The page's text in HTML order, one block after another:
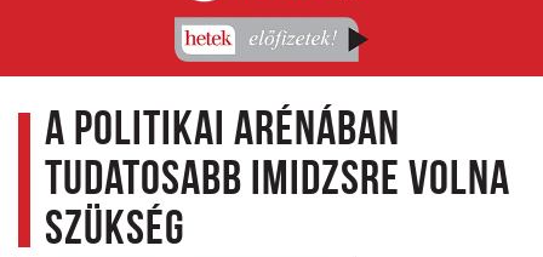
A politikai arénában
tudatosabb imidzsre volna
szükség